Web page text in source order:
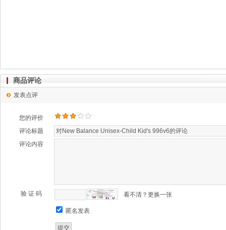
商品评论
发表点评
您的评价
评论标题
评论内容
验 证 码 看不清？更换一张
匿名发表